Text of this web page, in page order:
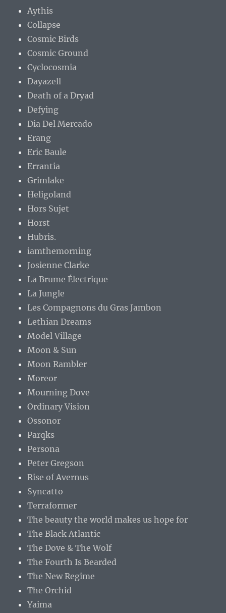
Aythis
Collapse
Cosmic Birds
Cosmic Ground
Cyclocosmia
Dayazell
Death of a Dryad
Defying
Dia Del Mercado
Erang
Eric Baule
Errantia
Grimlake
Heligoland
Hors Sujet
Horst
Hubris.
iamthemorning
Josienne Clarke
La Brume Électrique
La Jungle
Les Compagnons du Gras Jambon
Lethian Dreams
Model Village
Moon & Sun
Moon Rambler
Moreor
Mourning Dove
Ordinary Vision
Ossonor
Parqks
Persona
Peter Gregson
Rise of Avernus
Syncatto
Terraformer
The beauty the world makes us hope for
The Black Atlantic
The Dove & The Wolf
The Fourth Is Bearded
The New Regime
The Orchid
Yaima